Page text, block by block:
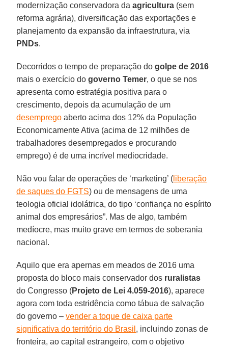
modernização conservadora daagricultura (sem
reforma agrária), diversificação das exportações e
planejamento da expansão da infraestrutura, via
PNDs.
Decorridos o tempo de preparação dogolpe de 2016
mais o exercício dogoverno Temer, o que se nos
apresenta como estratégia positiva para o
crescimento, depois da acumulação de um
desemprego aberto acima dos 12% da População
Economicamente Ativa (acima de 12 milhões de
trabalhadores desempregados e procurando
emprego) é de uma incrível mediocridade.
Não vou falar de operações de ‘marketing’ ( liberação
de saques do FGTS) ou de mensagens de uma
teologia oficial idolátrica, do tipo ‘confiança no espírito
animal dos empresários”. Mas de algo, também
medíocre, mas muito grave em termos de soberania
nacional.
Aquilo que era apernas em meados de 2016 uma
proposta do bloco mais conservador dos ruralistas
do Congresso (Projeto de Lei 4.059-2016), aparece
agora com toda estridência como tábua de salvação
do governo –vender a toque de caixa parte
significativa do território do Brasil , incluindo zonas de
fronteira, ao capital estrangeiro, com o objetivo